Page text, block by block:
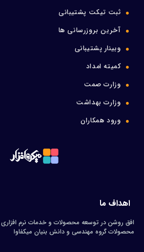
ثبت تیکت پشتیبانی
آخرین بروزرسانی ها
وبینار پشتیبانی
کمیته امداد
وزارت صمت
وزارت بهداشت
ورود همکاران
اهداف ما
افق روشن در توسعه محصولات و خدمات نرم
محصولات گروه مهندسی و دانش بنیان میکفاوا